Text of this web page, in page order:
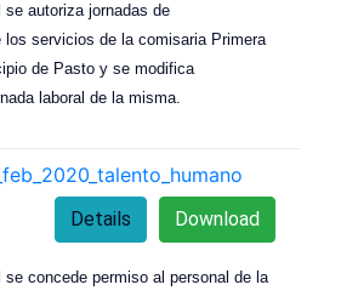
se autoriza jornadas de
los servicios de la comisaria Primera
de Pasto y se modifica
laboral de la misma.
Download
Details
se concede permiso al personal de la